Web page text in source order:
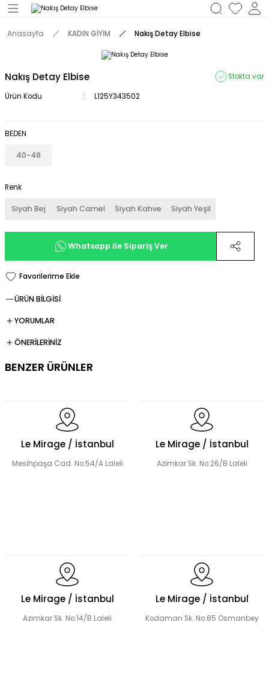
Anasayfa KADIN GİYİM Nakış Detay Elbise
Nakış Detay Elbise Stokta var
Ürün Kodu L125Y343502
BEDEN
40-48
Renk
Siyah Bej Siyah Camel Siyah Kahve Siyah Yeşil
Whatsapp ile Sipariş Ver
ÜRÜN BİLGİSİ
YORUMLAR
ÖNERİLERİNİZ
BENZER ÜRÜNLER
Le Mirage / İstanbul
Mesihpaşa Cad. No:54/A Laleli
Le Mirage / İstanbul
Azimkar Sk. No:26/B Laleli
Le Mirage / İstanbul
Azimkar Sk. No:14/B Laleli
Le Mirage / İstanbul
Kodaman Sk. No:85 Osmanbey